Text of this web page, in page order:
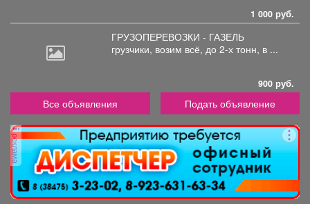
1 000 руб.
ГРУЗОПЕРЕВОЗКИ - ГАЗЕЛЬ
грузчики, возим всё, до 2-х тонн, в ...
900 руб.
Все объявления Подать объявление
реклама